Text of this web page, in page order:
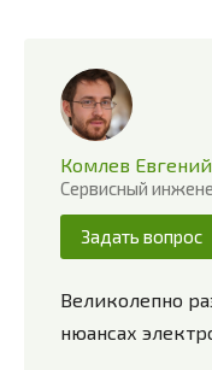
Комлев Евгений
Сервисный
Задать вопрос
Великолепно
нюансах